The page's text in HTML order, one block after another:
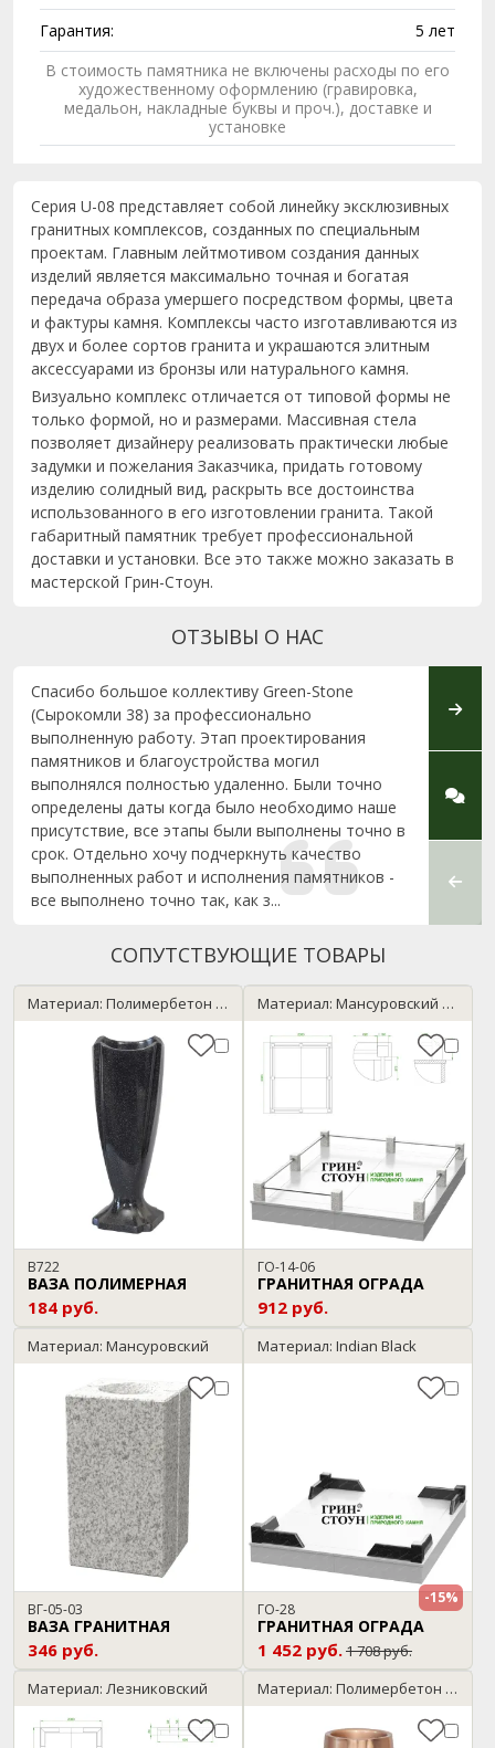
Гарантия:
5 лет
В стоимость памятника не включены расходы по его
художественному оформлению (гравировка,
медальон, накладные буквы и проч.), доставке и
установке
Серия U-08 представляет собой линейку эксклюзивных
гранитных комплексов, созданных по специальным
проектам. Главным лейтмотивом создания данных
изделий является максимально точная и богатая
передача образа умершего посредством формы, цвета
и фактуры камня. Комплексы часто изготавливаются из
двух и более сортов гранита и украшаются элитным
аксессуарами из бронзы или натурального камня.
Визуально комплекс отличается от типовой формы не
только формой, но и размерами. Массивная стела
позволяет дизайнеру реализовать практически любые
задумки и пожелания Заказчика, придать готовому
изделию солидный вид, раскрыть все достоинства
использованного в его изготовлении гранита. Такой
габаритный памятник требует профессиональной
доставки и установки. Все это также можно заказать в
мастерской Грин-Стоун.
ОТЗЫВЫ О НАС
Спасибо большое коллективу Green-Stone
(Сырокомли 38) за профессионально
выполненную работу. Этап проектирования
памятников и благоустройства могил
выполнялся полностью удаленно. Были точно
определены даты когда было необходимо наше
присутствие, все этапы были выполнены точно в
срок. Отдельно хочу подчеркнуть качество
выполненных работ и исполнения памятников -
все выполнено точно так, как з...
СОПУТСТВУЮЩИЕ ТОВАРЫ
Материал: Полимербетон / темный гранит
В722
ВАЗА ПОЛИМЕРНАЯ
184 руб.
Материал: Мансуровский / Нержавейка
ГО-14-06
ГРАНИТНАЯ ОГРАДА
912 руб.
Материал: Мансуровский
ВГ-05-03
ВАЗА ГРАНИТНАЯ
346 руб.
Материал: Indian Black
ГО-28
ГРАНИТНАЯ ОГРАДА
1 452 руб.1 708 руб.
-15%
Материал: Лезниковский Материал: Полимербетон / бронза